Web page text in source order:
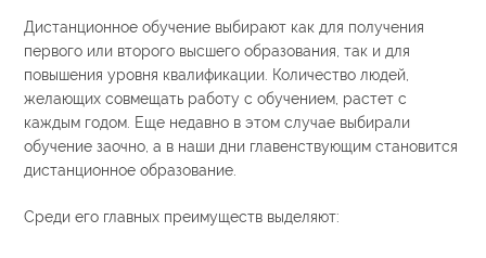
Дистанционное обучение выбирают как для получения
первого или второго высшего образования, так и для
повышения уровня квалификации. Количество людей,
желающих совмещать работу с обучением, растет с
каждым годом. Еще недавно в этом случае выбирали
обучение заочно, а в наши дни главенствующим становится
дистанционное образование.
Среди его главных преимуществ выделяют: